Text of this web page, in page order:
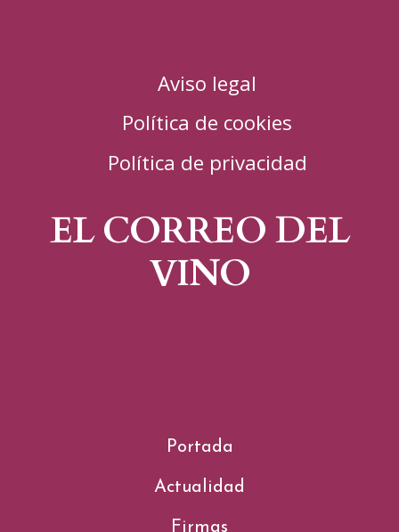
Aviso legal
Política de cookies
Política de privacidad
EL CORREO DEL
VINO
Portada
Actualidad
Firmas